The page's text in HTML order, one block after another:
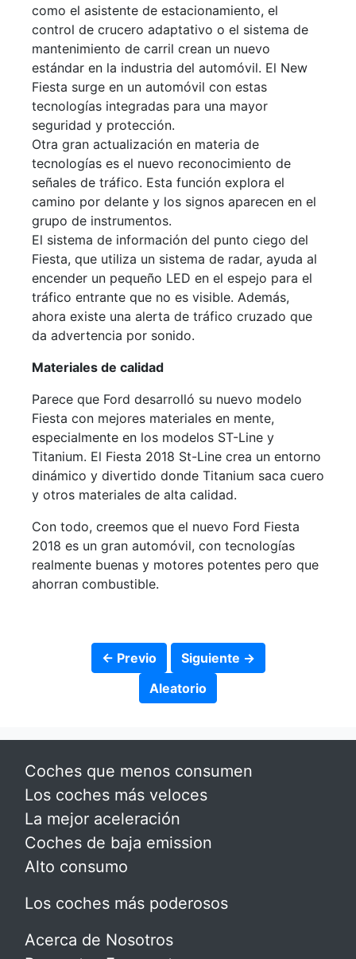
como el asistente de estacionamiento, el
control de crucero adaptativo o el sistema de
mantenimiento de carril crean un nuevo
estándar en la industria del automóvil. El New
Fiesta surge en un automóvil con estas
tecnologías integradas para una mayor
seguridad y protección.
Otra gran actualización en materia de
tecnologías es el nuevo reconocimiento de
señales de tráfico. Esta función explora el
camino por delante y los signos aparecen en el
grupo de instrumentos.
El sistema de información del punto ciego del
Fiesta, que utiliza un sistema de radar, ayuda al
encender un pequeño LED en el espejo para el
tráfico entrante que no es visible. Además,
ahora existe una alerta de tráfico cruzado que
da advertencia por sonido.
Materiales de calidad
Parece que Ford desarrolló su nuevo modelo
Fiesta con mejores materiales en mente,
especialmente en los modelos ST-Line y
Titanium. El Fiesta 2018 St-Line crea un entorno
dinámico y divertido donde Titanium saca cuero
y otros materiales de alta calidad.
Con todo, creemos que el nuevo Ford Fiesta
2018 es un gran automóvil, con tecnologías
realmente buenas y motores potentes pero que
ahorran combustible.
← Previo
Siguiente →
Aleatorio
Coches que menos consumen
Los coches más veloces
La mejor aceleración
Coches de baja emission
Alto consumo
Los coches más poderosos
Acerca de Nosotros